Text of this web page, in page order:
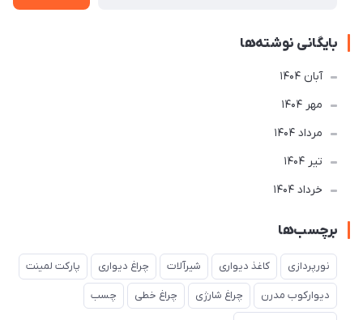
بایگانی نوشته‌ها
آبان 1404
مهر 1404
مرداد 1404
تير 1404
خرداد 1404
برچسب‌ها
نورپردازی کاغذ دیواری شیرآلات چراغ دیواری پارکت لمینت
دیوارکوب مدرن چراغ شارژی چراغ خطی چسب